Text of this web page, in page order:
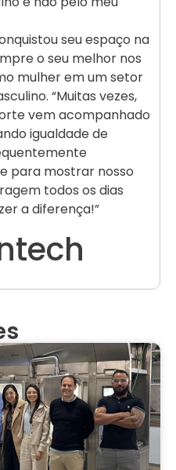
seu espaço na
o seu melhor nos
mulher em um setor
“Muitas vezes,
vem acompanhado
igualdade de
para mostrar nosso
todos os dias
a diferença!”